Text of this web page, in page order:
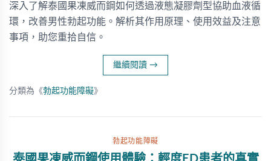
深入了解泰國果凍威而鋼如何透過液態凝膠劑型協助血液循
環，改善男性勃起功能。解析其作用原理、使用效益及注意
事項，助您重拾自信。
繼續閱讀 →
分類為《勃起功能障礙》
勃起功能障礙